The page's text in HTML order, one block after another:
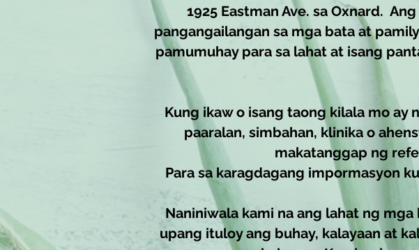
1925 Eastman Ave. sa Oxnard.
pangangailangan sa mga bata at
pamumuhay para sa lahat at isang
Kung ikaw o isang taong kilala mo ay
paaralan, simbahan, klinika o
makatanggap ng
Para sa karagdagang impormasyon
Naniniwala kami na ang lahat ng
upang ituloy ang buhay, kalayaan at